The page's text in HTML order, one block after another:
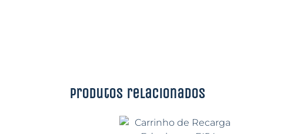
Produtos relacionados